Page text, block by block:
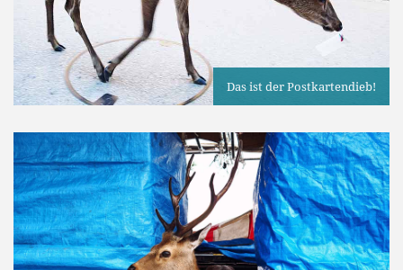
Das ist der Postkartendieb!